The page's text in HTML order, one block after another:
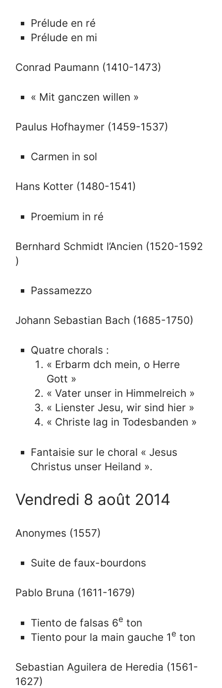
Prélude en ré
Prélude en mi
Conrad Paumann (1410-1473)
« Mit ganczen willen »
Paulus Hofhaymer (1459-1537)
Carmen in sol
Hans Kotter (1480-1541)
Proemium in ré
Bernhard Schmidt l’Ancien (1520-1592
)
Passamezzo
Johann Sebastian Bach (1685-1750)
Quatre chorals :
« Erbarm dch mein, o Herre
Gott »
« Vater unser in Himmelreich »
« Lienster Jesu, wir sind hier »
« Christe lag in Todesbanden »
Fantaisie sur le choral « Jesus
Christus unser Heiland ».
Vendredi 8 août 2014
Anonymes (1557)
Suite de faux-bourdons
Pablo Bruna (1611-1679)
Tiento de falsas 6e ton
Tiento pour la main gauche 1e ton
Sebastian Aguilera de Heredia (1561-
1627)